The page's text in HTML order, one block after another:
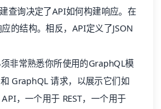
查询决定了API如何构建响应。在
的结构。相反，API定义了JSON
非常熟悉你所使用的GraphQL模
GraphQL 请求，以展示它们如
，一个用于 REST，一个用于